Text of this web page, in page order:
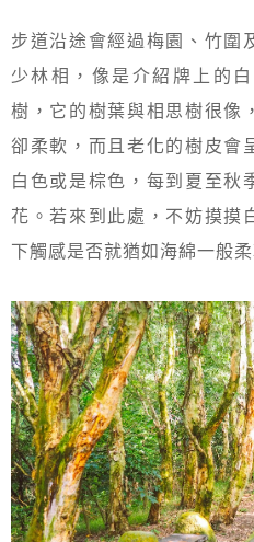
步道沿途會經過梅園、竹圍
少林相，像是介紹牌上的
樹，它的樹葉與相思樹很像
卻柔軟，而且老化的樹皮會
白色或是棕色，每到夏至秋
花。若來到此處，不妨摸摸
下觸感是否就猶如海綿一般柔